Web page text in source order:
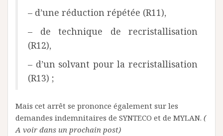
– d’une réduction répétée (R11),
– de technique de recristallisation
(R12),
– d’un solvant pour la recristallisation
(R13) ;
Mais cet arrêt se prononce également sur les
demandes indemnitaires de SYNTECO et de MYLAN. (
A voir dans un prochain post)